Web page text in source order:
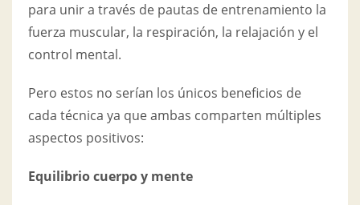
para unir a través de pautas de entrenamiento la
fuerza muscular, la respiración, la relajación y el
control mental.
Pero estos no serían los únicos beneficios de
cada técnica ya que ambas comparten múltiples
aspectos positivos:
Equilibrio cuerpo y mente